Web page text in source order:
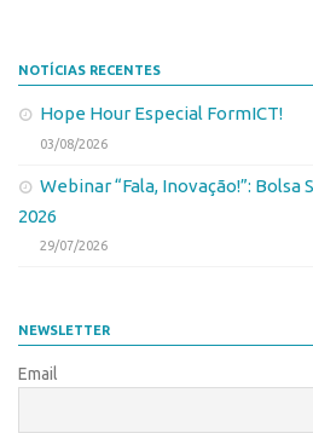
NOTÍCIAS RECENTES
Hope Hour Especial FormICT!
03/08/2026
Webinar “Fala, Inovação!”: Bolsa
2026
29/07/2026
NEWSLETTER
Email